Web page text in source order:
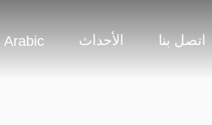
اتصل بنا الأحداث Arabic